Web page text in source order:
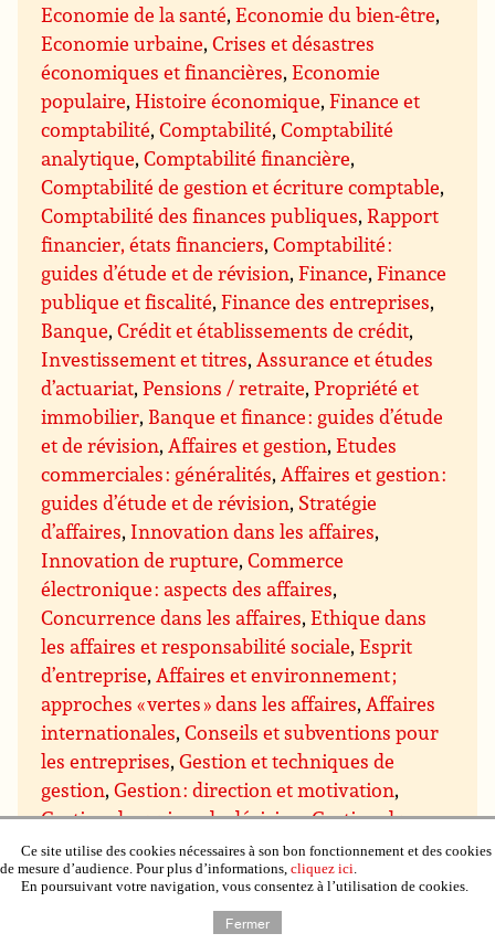
Economie de la santé,Economie du bien-être,
Economie urbaine,Crises et désastres
économiques et financières,Economie
populaire,Histoire économique,Finance et
comptabilité,Comptabilité,Comptabilité
analytique,Comptabilité financière,
Comptabilité de gestion et écriture comptable,
Comptabilité des finances publiques,Rapport
financier, états financiers,Comptabilité :
guides d’étude et de révision,Finance,Finance
publique et fiscalité,Finance des entreprises,
Banque,Crédit et établissements de crédit,
Investissement et titres,Assurance et études
d’actuariat,Pensions / retraite,Propriété et
immobilier, Banque et finance : guides d’étude
et de révision,Affaires et gestion,Etudes
commerciales : généralités,Affaires et gestion :
guides d’étude et de révision, Stratégie
d’affaires, Innovation dans les affaires,
Innovation de rupture,Commerce
électronique : aspects des affaires,
Concurrence dans les affaires,Ethique dans
les affaires et responsabilité sociale,Esprit
d’entreprise,Affaires et environnement ;
approches « vertes » dans les affaires,Affaires
internationales,Conseils et subventions pour
les entreprises,Gestion et techniques de
gestion,Gestion : direction et motivation,
Gestion des prises de décision,Gestion du
savoir,Gestion des projets,Assurance qualité
et qualité totale,Gestion du temps,Gestion de
domaines particuliers,Gestion budgétaire et
Gestion du personnel et des
Ce site utilise des cookies nécessaires à son bon fonctionnement et des cookies
de mesure d’audience. Pour plus d’informations, cliquez ici.
En poursuivant votre navigation, vous consentez à l’utilisation de cookies.
Fermer